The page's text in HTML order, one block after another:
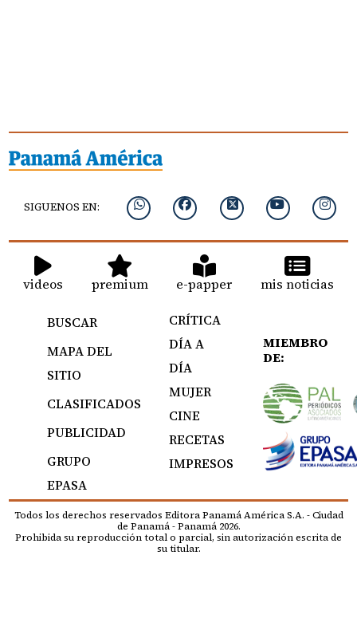
SIGUENOS EN:
videos premium e-papper mis noticias
BUSCAR
MAPA DEL
SITIO
CLASIFICADOS
PUBLICIDAD
GRUPO
EPASA
CRÍTICA
DÍA A
DÍA
MUJER
CINE
RECETAS
IMPRESOS
MIEMBRO
DE:
Todos los derechos reservados Editora Panamá América S.A. - Ciudad
de Panamá - Panamá 2026.
Prohibida su reproducción total o parcial, sin autorización escrita de
su titular.